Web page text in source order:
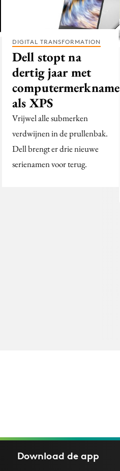
DIGITAL TRANSFORMATION
Dell stopt na
dertig jaar met
computermerknamen
als XPS
Vrijwel alle submerken
verdwijnen in de prullenbak.
Dell brengt er drie nieuwe
serienamen voor terug.
Download deapp